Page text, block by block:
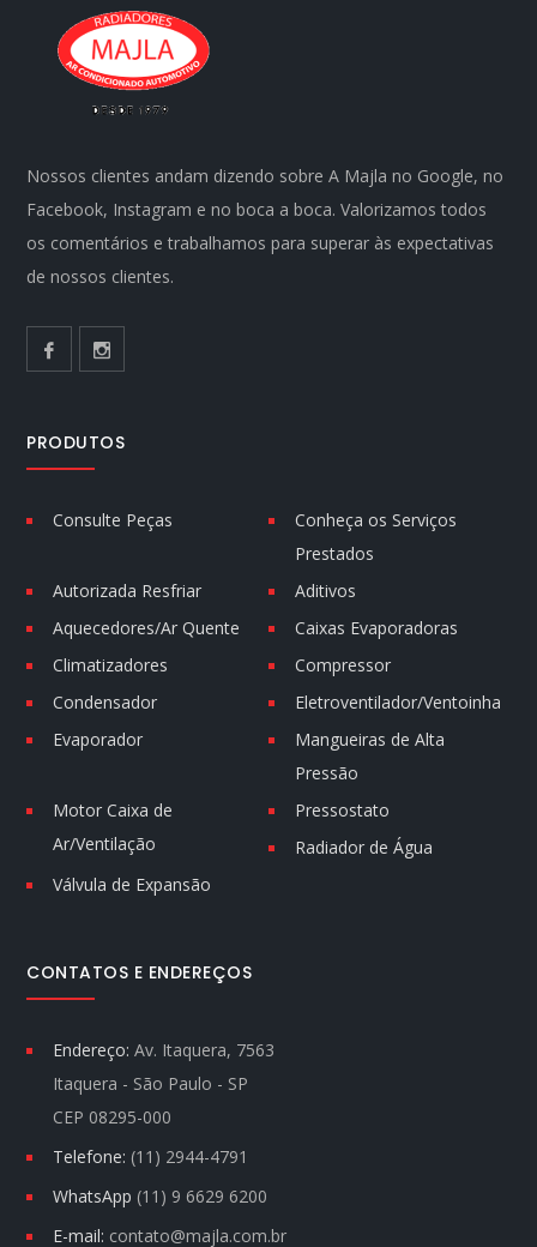
Nossos clientes andam dizendo sobre A Majla no Google, no
Facebook, Instagram e no boca a boca. Valorizamos todos
os comentários e trabalhamos para superar às expectativas
de nossos clientes.
PRODUTOS
Consulte Peças
Conheça os Serviços
Prestados
Autorizada Resfriar
Aditivos
Aquecedores/Ar Quente
Caixas Evaporadoras
Climatizadores
Compressor
Condensador
Eletroventilador/Ventoinha
Evaporador
Mangueiras de Alta
Pressão
Motor Caixa de
Ar/Ventilação
Pressostato
Radiador de Água
Válvula de Expansão
CONTATOS E ENDEREÇOS
Endereço: Av. Itaquera, 7563
Itaquera - São Paulo - SP
CEP 08295-000
Telefone: (11) 2944-4791
WhatsApp (11) 9 6629 6200
E-mail: contato@majla.com.br